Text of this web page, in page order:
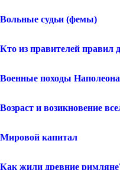
Вольные судьи (фемы)
Кто из правителей правил
Военные походы Наполеона
Возраст и возикновение
Мировой капитал
Как жили древние